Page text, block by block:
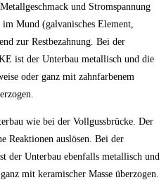
und Stromspannung
Mund (galvanisches Element,
zur Restbezahnung. Bei der
ist der Unterbau metallisch und die
oder ganz mit zahnfarbenem
wie bei der Vollgussbrücke. Der
Reaktionen auslösen. Bei der
Unterbau ebenfalls metallisch und
mit keramischer Masse überzogen.